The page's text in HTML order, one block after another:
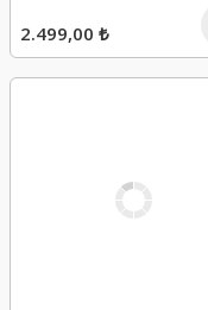
2.499,00 ₺